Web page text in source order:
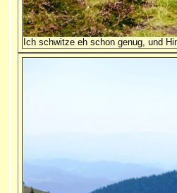
Ich schwitze eh schon genug, und